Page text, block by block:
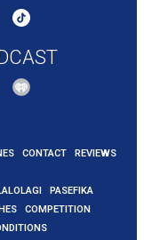
CONTACT
REVIEWS
PASEFIKA
COMPETITION